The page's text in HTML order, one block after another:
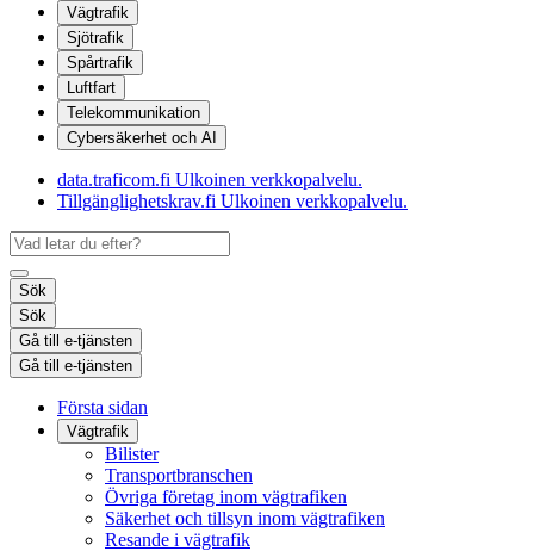
Vägtrafik
Sjötrafik
Spårtrafik
Luftfart
Telekommunikation
Cybersäkerhet och AI
data.traficom.fi Ulkoinen verkkopalvelu.
Tillgänglighetskrav.fi Ulkoinen verkkopalvelu.
Sök
Sök
Gå till e-tjänsten
Gå till e-tjänsten
Första sidan
Vägtrafik
Bilister
Transportbranschen
Övriga företag inom vägtrafiken
Säkerhet och tillsyn inom vägtrafiken
Resande i vägtrafik